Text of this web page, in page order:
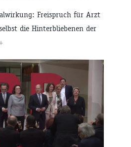
Freispruch für Arzt
die Hinterbliebenen der